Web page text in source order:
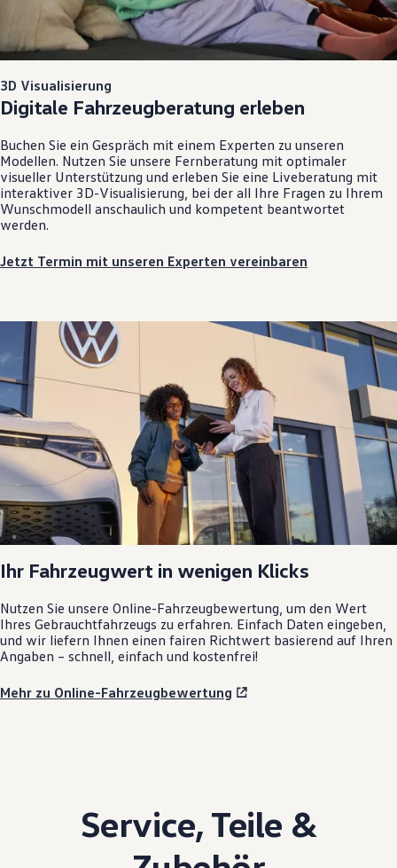
3D Visualisierung
Digitale Fahrzeugberatung erleben
Buchen Sie ein Gespräch mit einem Experten zu unseren
Modellen. Nutzen Sie unsere Fernberatung mit optimaler
visueller Unterstützung und erleben Sie eine Liveberatung mit
interaktiver 3D-Visualisierung, bei der all Ihre Fragen zu Ihrem
Wunschmodell anschaulich und kompetent beantwortet
werden.
Jetzt Termin mit unseren Experten vereinbaren
Ihr Fahrzeugwert in wenigen Klicks
Nutzen Sie unsere Online-Fahrzeugbewertung, um den Wert
Ihres Gebrauchtfahrzeugs zu erfahren. Einfach Daten eingeben,
und wir liefern Ihnen einen fairen Richtwert basierend auf Ihren
Angaben – schnell, einfach und kostenfrei!
Mehr zu Online-Fahrzeugbewertung
Service, Teile &